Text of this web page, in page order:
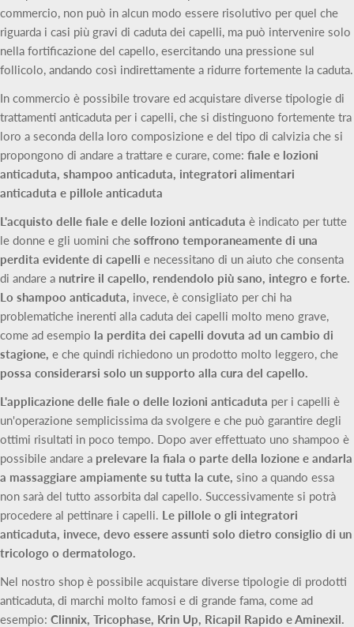
commercio, non può in alcun modo essere risolutivo per quel che
riguarda i casi più gravi di caduta dei capelli, ma può intervenire solo
nella fortificazione del capello, esercitando una pressione sul
follicolo, andando così indirettamente a ridurre fortemente la caduta.
In commercio è possibile trovare ed acquistare diverse tipologie di
trattamenti anticaduta per i capelli, che si distinguono fortemente tra
loro a seconda della loro composizione e del tipo di calvizia che si
propongono di andare a trattare e curare, come: fiale e lozioni
anticaduta, shampoo anticaduta, integratori alimentari
anticaduta e pillole anticaduta
L'acquisto delle fiale e delle lozioni anticaduta è indicato per tutte
le donne e gli uomini che soffrono temporaneamente di una
perdita evidente di capelli e necessitano di un aiuto che consenta
di andare a nutrire il capello, rendendolo più sano, integro e forte.
Lo shampoo anticaduta, invece, è consigliato per chi ha
problematiche inerenti alla caduta dei capelli molto meno grave,
come ad esempio la perdita dei capelli dovuta ad un cambio di
stagione, e che quindi richiedono un prodotto molto leggero, che
possa considerarsi solo un supporto alla cura del capello.
L'applicazione delle fiale o delle lozioni anticaduta per i capelli è
un'operazione semplicissima da svolgere e che può garantire degli
ottimi risultati in poco tempo. Dopo aver effettuato uno shampoo è
possibile andare a prelevare la fiala o parte della lozione e andarla
a massaggiare ampiamente su tutta la cute, sino a quando essa
non sarà del tutto assorbita dal capello. Successivamente si potrà
procedere al pettinare i capelli. Le pillole o gli integratori
anticaduta, invece, devo essere assunti solo dietro consiglio di un
tricologo o dermatologo.
Nel nostro shop è possibile acquistare diverse tipologie di prodotti
anticaduta, di marchi molto famosi e di grande fama, come ad
esempio: Clinnix, Tricophase, Krin Up, Ricapil Rapido e Aminexil.